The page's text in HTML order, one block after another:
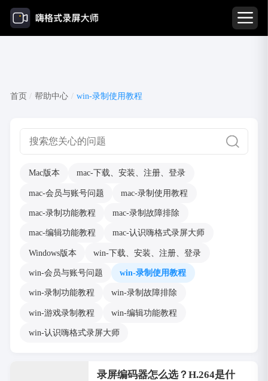
win-录制使用教程
首页 / 帮助中心 / win-录制使用教程
Mac版本 mac-下载、安装、注册、登录
mac-会员与账号问题 mac-录制使用教程
mac-录制功能教程 mac-录制故障排除
mac-编辑功能教程 mac-认识嗨格式录屏大师
Windows版本 win-下载、安装、注册、登录
win-会员与账号问题 win-录制使用教程
win-录制功能教程 win-录制故障排除
win-游戏录制教程 win-编辑功能教程
win-认识嗨格式录屏大师
录屏编码器怎么选？H.264是什